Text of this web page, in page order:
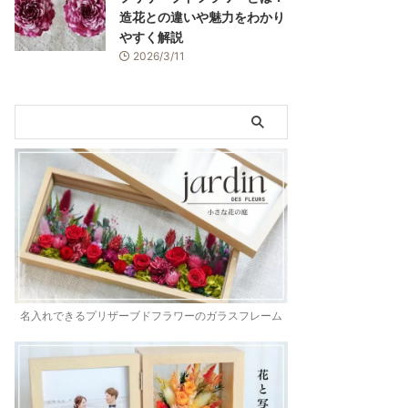
造花との違いや魅力をわかり
やすく解説
2026/3/11
名入れできるプリザーブドフラワーのガラスフレーム